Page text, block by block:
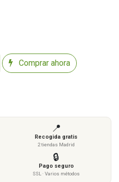
Comprar ahora
📍
Recogida gratis
2 tiendas Madrid
🔒
Pago seguro
SSL · Varios métodos